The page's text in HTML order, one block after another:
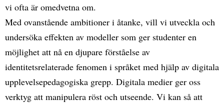
vi ofta är omedvetna om.
Med ovanstående ambitioner i åtanke, vill vi utveckla och
undersöka effekten av modeller som ger studenter en
möjlighet att nå en djupare förståelse av
identitetsrelaterade fenomen i språket med hjälp av digitala
upplevelsepedagogiska grepp. Digitala medier ger oss
verktyg att manipulera röst och utseende. Vi kan så att